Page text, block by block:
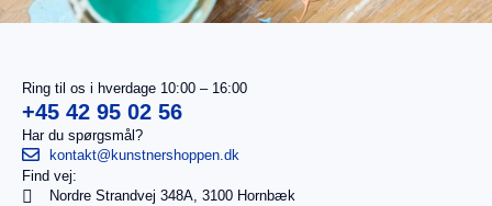
I
0,00kr.
Ring til os i hverdage 10:00 – 16:00
+45 42 95 02 56
Har du spørgsmål?
kontakt@kunstnershoppen.dk
Find vej:
Nordre Strandvej 348A, 3100 Hornbæk